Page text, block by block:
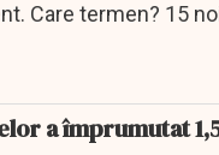
Care termen? 15
a împrumutat